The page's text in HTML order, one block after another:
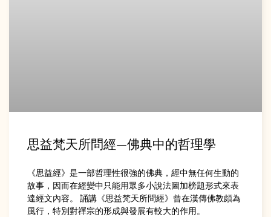
思益梵天所問經—佛典中的哲理學
《思益經》是一部哲理性很強的佛典，經中無任何生動的
故事，因而在經變中只能用眾多小說法圖加榜題形式來表
達經文內容。 誦講《思益梵天所問經》曾在漢傳佛教頗為
風行，特別對禪宗的形成與發展有較大的作用。